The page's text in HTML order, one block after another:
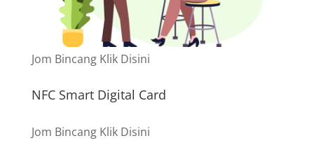
Jom Bincang Klik Disini
NFC Smart Digital Card
Jom Bincang Klik Disini